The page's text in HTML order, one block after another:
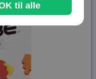
til alle